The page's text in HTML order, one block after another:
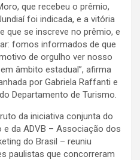
que recebeu o prêmio,
foi indicada, e a vitória
que se inscreve no prêmio, e
fomos informados de que
de orgulho ver nosso
âmbito estadual”, afirma
por Gabriela Raffanti e
Departamento de Turismo.
da iniciativa conjunta do
e da ADVB – Associação dos
do Brasil – reuniu
paulistas que concorreram